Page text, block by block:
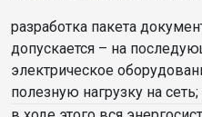
разработка пакета
допускается – на
электрическое
полезную нагрузку на сеть;